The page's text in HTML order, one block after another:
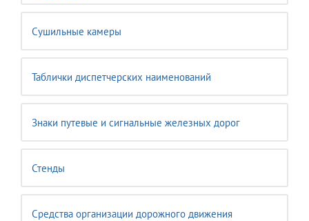
Сушильные камеры
Таблички диспетчерских наименований
Знаки путевые и сигнальные железных дорог
Стенды
Средства организации дорожного движения